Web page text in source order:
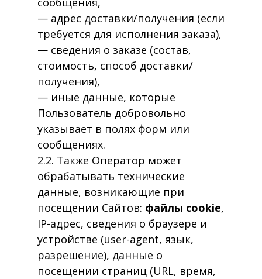
— адрес доставки/получения (если
требуется для исполнения заказа),
— сведения о заказе (состав,
стоимость, способ доставки/
получения),
— иные данные, которые
Пользователь добровольно
указывает в полях форм или
сообщениях.
2.2. Также Оператор может
обрабатывать технические
данные, возникающие при
посещении Сайтов: файлы cookie,
IP-адрес, сведения о браузере и
устройстве (user-agent, язык,
разрешение), данные о
посещении страниц (URL, время,